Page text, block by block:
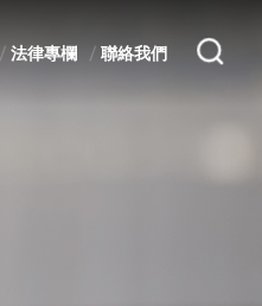
法律專欄 聯絡我們